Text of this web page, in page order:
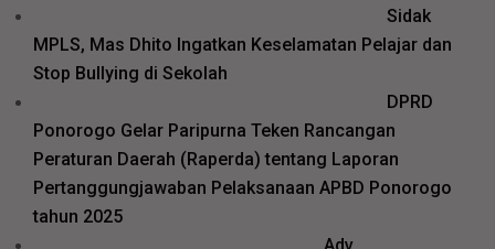
Sidak
MPLS, Mas Dhito Ingatkan Keselamatan Pelajar dan
Stop Bullying di Sekolah
DPRD
Ponorogo Gelar Paripurna Teken Rancangan
Peraturan Daerah (Raperda) tentang Laporan
Pertanggungjawaban Pelaksanaan APBD Ponorogo
tahun 2025